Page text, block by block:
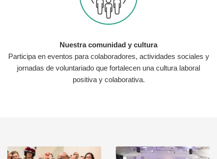
Nuestra comunidad y cultura
Participa en eventos para colaboradores, actividades sociales y
jornadas de voluntariado que fortalecen una cultura laboral
positiva y colaborativa.